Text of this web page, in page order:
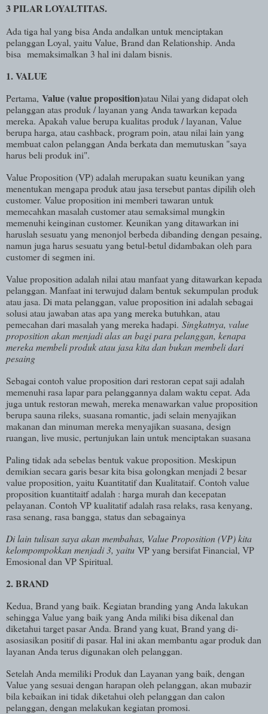
3 PILAR LOYALTITAS.
Ada tiga hal yang bisa Anda andalkan untuk menciptakan
pelanggan Loyal, yaitu Value, Brand dan Relationship. Anda
bisa memaksimalkan 3 hal ini dalam bisnis.
1. VALUE
Pertama, Value (value proposition)atau Nilai yang didapat oleh
pelanggan atas produk / layanan yang Anda tawarkan kepada
mereka. Apakah value berupa kualitas produk / layanan, Value
berupa harga, atau cashback, program poin, atau nilai lain yang
membuat calon pelanggan Anda berkata dan memutuskan "saya
harus beli produk ini".
Value Proposition (VP) adalah merupakan suatu keunikan yang
menentukan mengapa produk atau jasa tersebut pantas dipilih oleh
customer. Value proposition ini memberi tawaran untuk
memecahkan masalah customer atau semaksimal mungkin
memenuhi keinginan customer. Keunikan yang ditawarkan ini
haruslah sesuatu yang menonjol berbeda dibanding dengan pesaing,
namun juga harus sesuatu yang betul-betul didambakan oleh para
customer di segmen ini.
Value proposition adalah nilai atau manfaat yang ditawarkan kepada
pelanggan. Manfaat ini terwujud dalam bentuk sekumpulan produk
atau jasa. Di mata pelanggan, value proposition ini adalah sebagai
solusi atau jawaban atas apa yang mereka butuhkan, atau
pemecahan dari masalah yang mereka hadapi. Singkatnya, value
proposition akan menjadi alas an bagi para pelanggan, kenapa
mereka membeli produk atau jasa kita dan bukan membeli dari
pesaing
Sebagai contoh value proposition dari restoran cepat saji adalah
memenuhi rasa lapar para pelanggannya dalam waktu cepat. Ada
juga untuk restoran mewah, mereka menawarkan value proposition
berupa sauna rileks, suasana romantic, jadi selain menyajikan
makanan dan minuman mereka menyajikan suasana, design
ruangan, live music, pertunjukan lain untuk menciptakan suasana
Paling tidak ada sebelas bentuk vakue proposition. Meskipun
demikian secara garis besar kita bisa golongkan menjadi 2 besar
value proposition, yaitu Kuantitatif dan Kualitataif. Contoh value
proposition kuantitaitf adalah : harga murah dan kecepatan
pelayanan. Contoh VP kualitatif adalah rasa relaks, rasa kenyang,
rasa senang, rasa bangga, status dan sebagainya
Di lain tulisan saya akan membahas, Value Proposition (VP) kita
kelompompokkan menjadi 3, yaitu VP yang bersifat Financial, VP
Emosional dan VP Spiritual.
2. BRAND
Kedua, Brand yang baik. Kegiatan branding yang Anda lakukan
sehingga Value yang baik yang Anda miliki bisa dikenal dan
diketahui target pasar Anda. Brand yang kuat, Brand yang di-
asosiasikan positif di pasar. Hal ini akan membantu agar produk dan
layanan Anda terus digunakan oleh pelanggan.
Setelah Anda memiliki Produk dan Layanan yang baik, dengan
Value yang sesuai dengan harapan oleh pelanggan, akan mubazir
bila kebaikan ini tidak diketahui oleh pelanggan dan calon
pelanggan, dengan melakukan kegiatan promosi.